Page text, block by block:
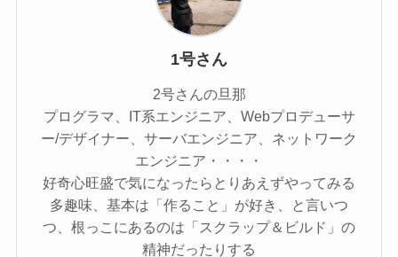
1号さん
2号さんの旦那
プログラマ、IT系エンジニア、Webプロデューサ
ー/デザイナー、サーバエンジニア、ネットワーク
エンジニア・・・・
好奇心旺盛で気になったらとりあえずやってみる
多趣味、基本は「作ること」が好き、と言いつ
つ、根っこにあるのは「スクラップ＆ビルド」の
精神だったりする